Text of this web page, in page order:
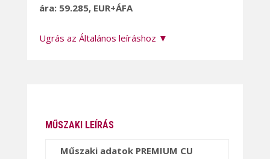
ára: 59.285, EUR+ÁFA
Ugrás az Általános leíráshoz ▼
MŰSZAKI LEÍRÁS
Műszaki adatok PREMIUM CU